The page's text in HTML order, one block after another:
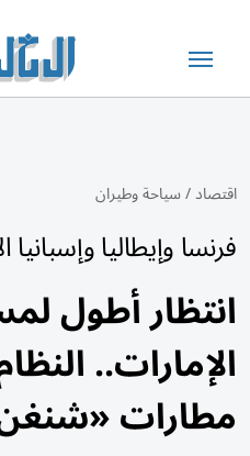
اقتصاد/سياحة وطيران
فرنسا وإيطاليا وإسبانيا
انتظار أطول
الإمارات..
مطارات